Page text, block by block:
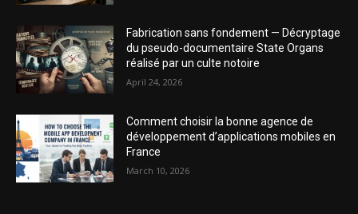
Fabrication sans fondement — Décryptage
du pseudo-documentaire State Organs
réalisé par un culte notoire
April 24, 2026
Comment choisir la bonne agence de
développement d’applications mobiles en
France
March 10, 2026